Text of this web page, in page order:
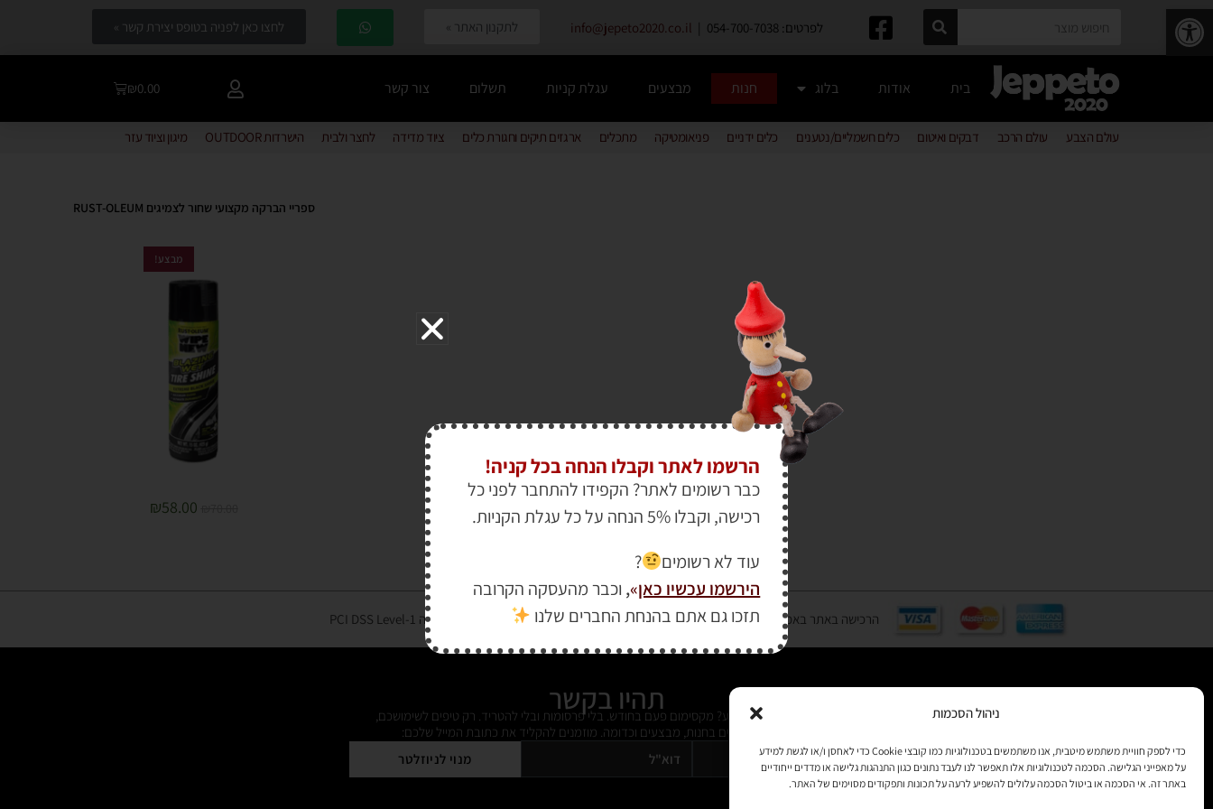
פתח סרגל נגישות
ניהול הסכמות
כדי לספק חוויית משתמש מיטבית, אנו משתמשים בטכנולוגיות כמו קובצי Cookie כדי לאחסן ו/או לגשת למידע
על מאפייני הגלישה. הסכמה לטכנולוגיות אלו תאפשר לנו לעבד נתונים כגון התנהגות גלישה או מדדים ייחודיים
באתר זה. אי הסכמה או ביטול הסכמה עלולים להשפיע לרעה על תכונות ותפקודים מסוימים של האתר.
לפרטים: 054-700-7038 | info@jepeto2020.co.il לתקנון האתר » לחצו כאן לפניה בטופס יצירת קשר »
בית אודות בלוג חנות מבצעים עגלת קניות תשלום צור קשר ₪0.00
עולם הצבע עולם הרכב דבקים ואיטום כלים חשמליים/נטענים כלים ידניים פניאומטיקה מתכלים ארגזים תיקים וחגורת כלים ציוד מדידה לחצר ולבית הישרדות OUTDOOR מיגון וציוד עזר
ספריי הברקה מקצועי שחור לצמיגים RUST-OLEUM
מבצע!
₪58.00
הרכישה באתר באמצעות כרטיס אשראי מאובטחת במפתח הצפנה EV SSL והעומד בתקן אבטחה PCI DSS Level-1
תהיו בקשר
רוצים לקבל מידי פעם מידע? מקסימום פעם בחודש. בלי פרסומות ובלי להטריד. רק טיפים לשימושכם,
מידע על דברים חדשים בחנות, מבצעים וכדומה. מוזמנים להקליד את כתובת המייל שלכם:
מנוי לניוזלטר
הרשמו לאתר וקבלו הנחה בכל קניה!
כבר רשומים לאתר? הקפידו להתחבר לפני כל
רכישה, וקבלו 5% הנחה על כל עגלת הקניות.
עוד לא רשומים
?
הירשמו עכשיו כאן»
, וכבר מהעסקה הקרובה
תזכו גם אתם בהנחת החברים שלנו